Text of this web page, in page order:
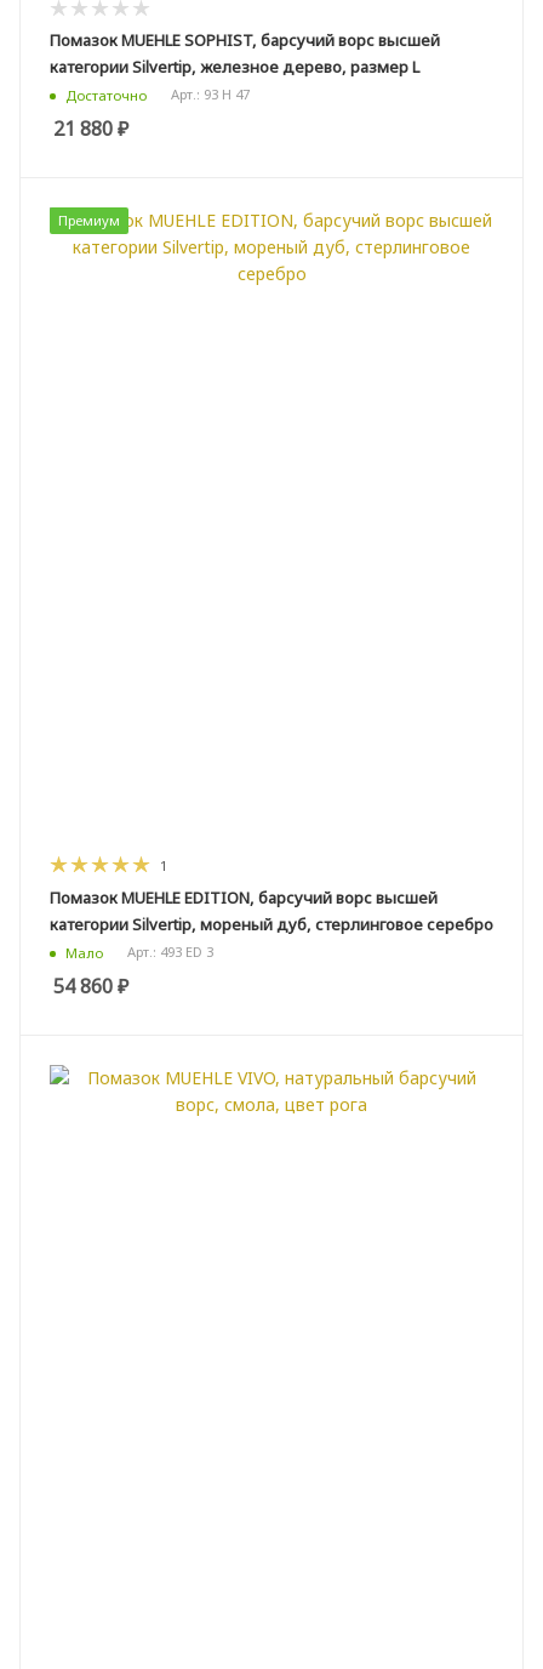
Помазок MUEHLE SOPHIST, барсучий ворс высшей
категории Silvertip, железное дерево, размер L
Достаточно Арт.: 93 H 47
21 880₽
Премиум
1
Помазок MUEHLE EDITION, барсучий ворс высшей
категории Silvertip, мореный дуб, стерлинговое серебро
Мало Арт.: 493 ED 3
54 860₽